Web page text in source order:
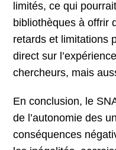
limités, ce qui
bibliothèques à offrir
retards et limitations
direct sur
chercheurs, mais
En conclusion, le
de l’autonomie des
conséquences